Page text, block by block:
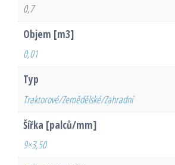
0,7
Objem [m3]
0,01
Typ
Traktorové/Zemědělské/Zahradní
Šířka [palců/mm]
9×3,50